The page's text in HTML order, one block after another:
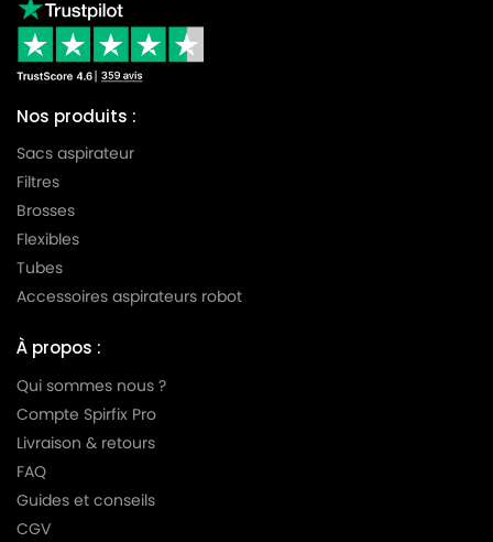
PARKSIDE
PARKSIDE
PARKSIDE W
Nos produits :
Sacs aspirateur
Filtres
Brosses
Flexibles
Tubes
Accessoires aspirateurs robot
À propos :
Qui sommes nous ?
Compte Spirfix Pro
Livraison & retours
FAQ
Guides et conseils
CGV